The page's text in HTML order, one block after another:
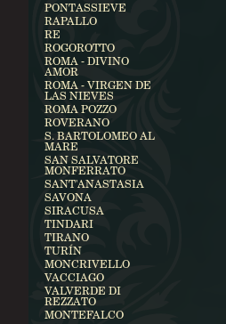
PONTASSIEVE
RAPALLO
RE
ROGOROTTO
ROMA - DIVINO
AMOR
ROMA - VIRGEN DE
LAS NIEVES
ROMA POZZO
ROVERANO
S. BARTOLOMEO AL
MARE
SAN SALVATORE
MONFERRATO
SANT'ANASTASIA
SAVONA
SIRACUSA
TINDARI
TIRANO
TURÍN
MONCRIVELLO
VACCIAGO
VALVERDE DI
REZZATO
MONTEFALCO